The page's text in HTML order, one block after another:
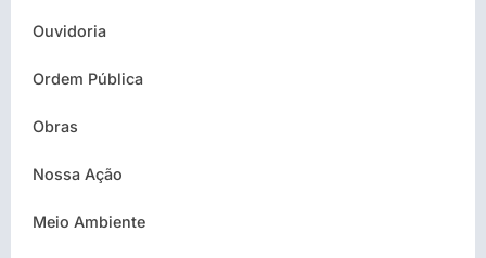
Ouvidoria
Ordem Pública
Obras
Nossa Ação
Meio Ambiente